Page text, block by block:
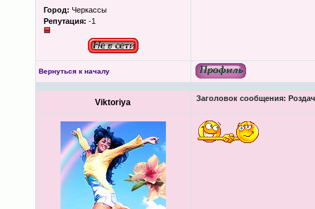
Город: Черкассы
Репутация: -1
Вернуться к началу
Viktoriya Заголовок сообщения: